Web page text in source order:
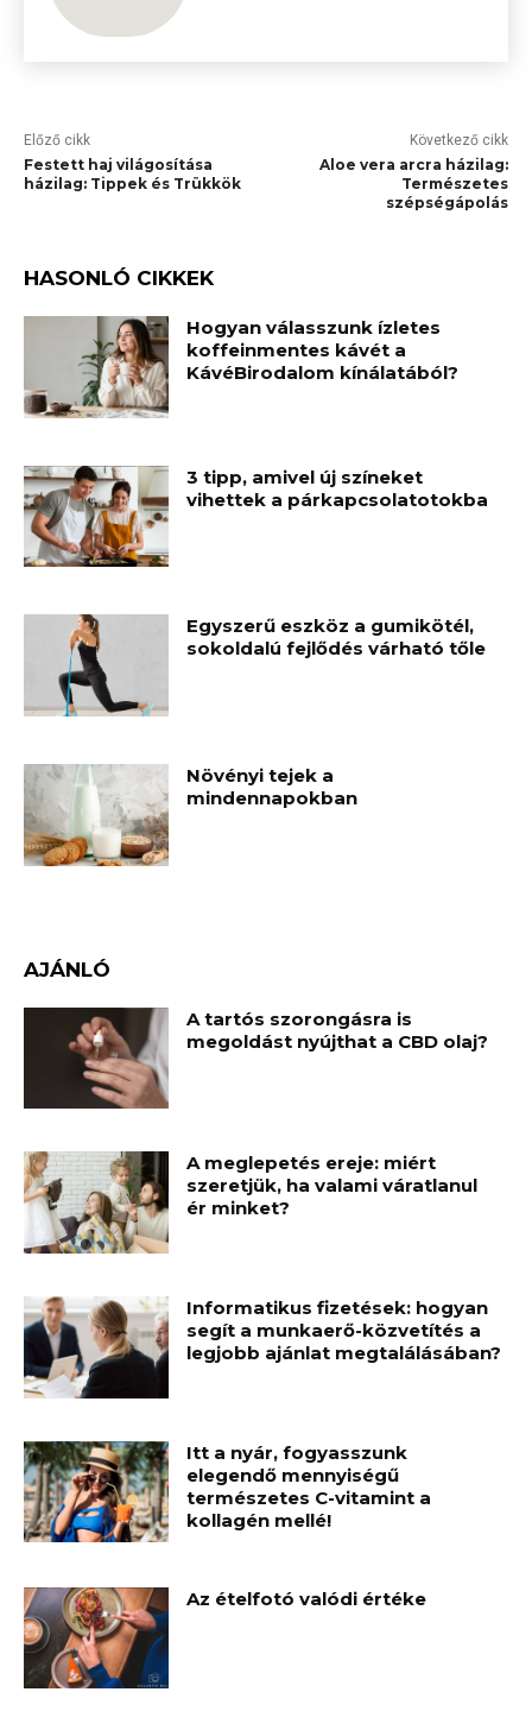
Előző cikk
Festett haj világosítása
házilag: Tippek és Trükkök
Következő cikk
Aloe vera arcra házilag:
Természetes
szépségápolás
HASONLÓ CIKKEK
Hogyan válasszunk ízletes
koffeinmentes kávét a
KávéBirodalom kínálatából?
3 tipp, amivel új színeket
vihettek a párkapcsolatotokba
Egyszerű eszköz a gumikötél,
sokoldalú fejlődés várható tőle
Növényi tejek a
mindennapokban
AJÁNLÓ
A tartós szorongásra is
megoldást nyújthat a CBD olaj?
A meglepetés ereje: miért
szeretjük, ha valami váratlanul
ér minket?
Informatikus fizetések: hogyan
segít a munkaerő-közvetítés a
legjobb ajánlat megtalálásában?
Itt a nyár, fogyasszunk
elegendő mennyiségű
természetes C-vitamint a
kollagén mellé!
Az ételfotó valódi értéke